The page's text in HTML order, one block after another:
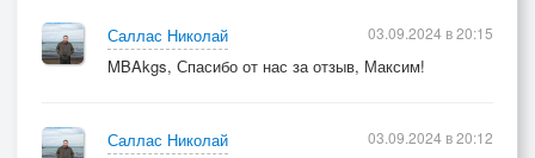
Саллас Николай
MBAkgs, Спасибо от нас за отзыв, Максим!
03.09.2024 в 20:15
Саллас Николай
03.09.2024 в 20:12